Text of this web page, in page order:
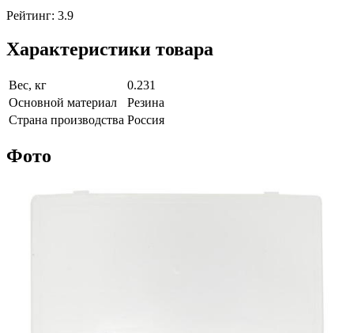
Рейтинг: 3.9
Характеристики товара
Вес, кг
0.231
Основной материал
Резина
Страна производства Россия
Фото